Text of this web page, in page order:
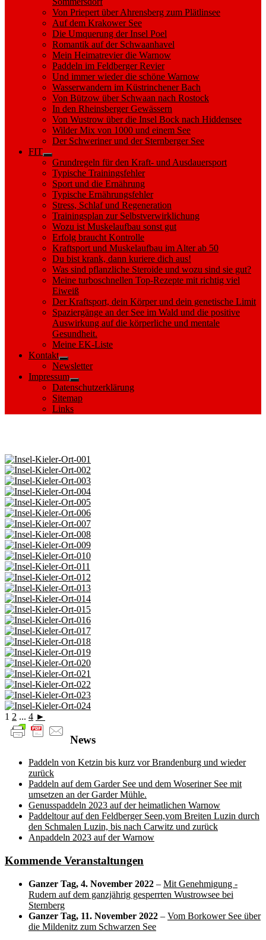
Von Priepert über Ahrensberg zum Plätlinsee
Auf dem Krakower See
Die Umquerung der Insel Poel
Romantik auf der Schwaanhavel
Mein Heimatrevier die Warnow
Paddeln im Feldberger Revier
Und immer wieder die schöne Warnow
Wasserwandern im Küstrinchener Bach
Von Bützow über Schwaan nach Rostock
In den Rheinsberger Gewässern
Von Wustrow über die Insel Bock nach Hiddensee
Wilder Mix von 1000 und einem See
Der Schweriner und der Sternberger See
FIT
Show
sub
menu
Grundregeln für den Kraft- und Ausdauersport
Typische Trainingsfehler
Sport und die Ernährung
Typische Ernährungsfehler
Stress, Schlaf und Regeneration
Trainingsplan zur Selbstverwirklichung
Wozu ist Muskelaufbau sonst gut
Erfolg braucht Kontrolle
Kraftsport und Muskelaufbau im Alter ab 50
Du bist krank, dann kuriere dich aus!
Was sind pflanzliche Steroide und wozu sind sie gut?
Meine turboschnellen Top-Rezepte mit richtig viel
Eiweiß
Der Kraftsport, dein Körper und dein genetische Limit
Spaziergänge an der See im Wald und die positive
Auswirkung auf die körperliche und mentale
Gesundheit.
Meine EK-Liste
Kontakt
Show
sub
menu
Newsletter
Impressum
Show
sub
menu
Datenschutzerklärung
Sitemap
Links
1 2 ... 4 ►
News
Paddeln von Ketzin bis kurz vor Brandenburg und wieder
zurück
Paddeln auf dem Garder See und dem Woseriner See mit
umsetzen an der Garder Mühle.
Genusspaddeln 2023 auf der heimatlichen Warnow
Paddeltour auf den Feldberger Seen,vom Breiten Luzin durch
den Schmalen Luzin, bis nach Carwitz und zurück
Anpaddeln 2023 auf der Warnow
Kommende Veranstaltungen
Ganzer Tag, 4. November 2022 – Mit Genehmigung -
Rudern auf dem ganzjährig gesperrten Wustrowsee bei
Sternberg
Ganzer Tag, 11. November 2022 – Vom Borkower See über
die Mildenitz zum Schwarzen See